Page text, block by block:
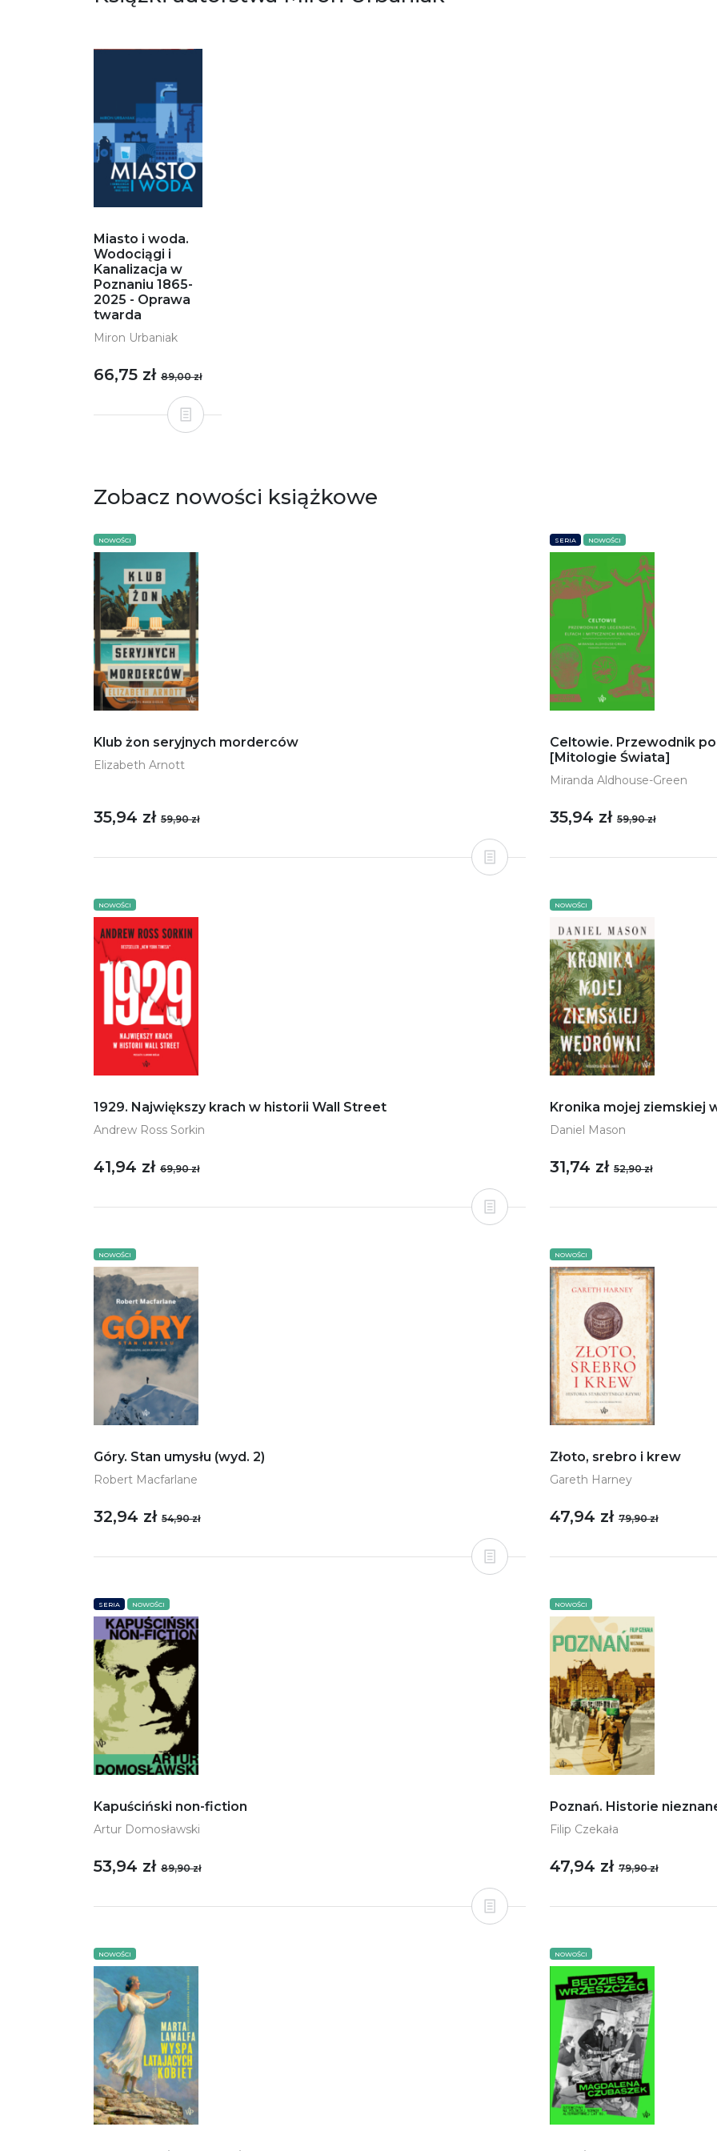
Miasto i woda.
Wodociągi i
Kanalizacja w
Poznaniu 1865-
2025 - Oprawa
twarda
Miron Urbaniak
66,75 zł 89,00 zł
Zobacz nowości książkowe
NOWOŚCI
Klub żon seryjnych morderców
Elizabeth Arnott
35,94 zł 59,90 zł
SERIA NOWOŚCI
Celtowie. Przewodnik
[Mitologie Świata]
Miranda Aldhouse-Green
35,94 zł 59,90 zł
NOWOŚCI
1929. Największy krach w historii Wall Street
Andrew Ross Sorkin
41,94 zł 69,90 zł
NOWOŚCI
Kronika mojej ziemskiej
Daniel Mason
31,74 zł 52,90 zł
NOWOŚCI
Góry. Stan umysłu (wyd. 2)
Robert Macfarlane
32,94 zł 54,90 zł
NOWOŚCI
Złoto, srebro i krew
Gareth Harney
47,94 zł 79,90 zł
SERIA NOWOŚCI
Kapuściński non-fiction
Artur Domosławski
53,94 zł 89,90 zł
NOWOŚCI
Poznań. Historie
Filip Czekała
47,94 zł 79,90 zł
NOWOŚCI NOWOŚCI